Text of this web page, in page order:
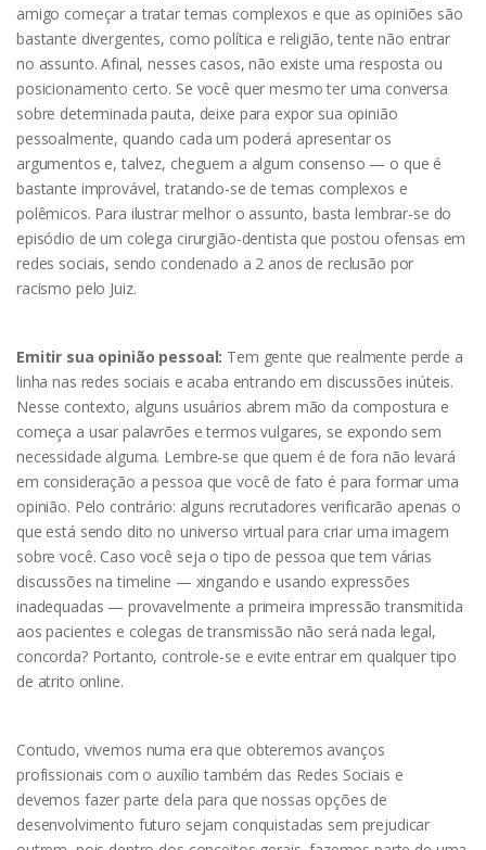
amigo começar a tratar temas complexos e que as opiniões são
bastante divergentes, como política e religião, tente não entrar
no assunto. Afinal, nesses casos, não existe uma resposta ou
posicionamento certo. Se você quer mesmo ter uma conversa
sobre determinada pauta, deixe para expor sua opinião
pessoalmente, quando cada um poderá apresentar os
argumentos e, talvez, cheguem a algum consenso — o que é
bastante improvável, tratando-se de temas complexos e
polêmicos. Para ilustrar melhor o assunto, basta lembrar-se do
episódio de um colega cirurgião-dentista que postou ofensas em
redes sociais, sendo condenado a 2 anos de reclusão por
racismo pelo Juiz.
Emitir sua opinião pessoal: Tem gente que realmente perde a
linha nas redes sociais e acaba entrando em discussões inúteis.
Nesse contexto, alguns usuários abrem mão da compostura e
começa a usar palavrões e termos vulgares, se expondo sem
necessidade alguma. Lembre-se que quem é de fora não levará
em consideração a pessoa que você de fato é para formar uma
opinião. Pelo contrário: alguns recrutadores verificarão apenas o
que está sendo dito no universo virtual para criar uma imagem
sobre você. Caso você seja o tipo de pessoa que tem várias
discussões na timeline — xingando e usando expressões
inadequadas — provavelmente a primeira impressão transmitida
aos pacientes e colegas de transmissão não será nada legal,
concorda? Portanto, controle-se e evite entrar em qualquer tipo
de atrito online.
Contudo, vivemos numa era que obteremos avanços
profissionais com o auxílio também das Redes Sociais e
devemos fazer parte dela para que nossas opções de
desenvolvimento futuro sejam conquistadas sem prejudicar